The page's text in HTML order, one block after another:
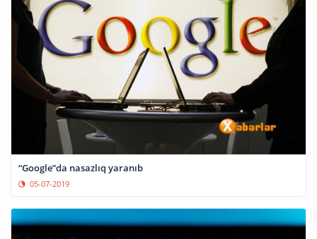
“Google”da nasazlıq yaranıb
05-07-2019